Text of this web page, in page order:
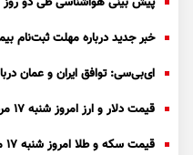
خبر جدید درباره مهلت ثبت‌نام
ای‌بی‌سی: توافق ایران و عمان درباره تنگه
قیمت دلار و ارز امروز شنبه ۱۷ مرداد ۱۴۰۵ + جدول
قیمت سکه و طلا امروز شنبه ۱۷ مرداد ۱۴۰۵ + جدول